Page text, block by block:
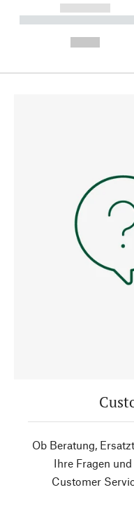
------------
----------- -----------
Ob Beratung,
Ihre Fragen
Customer